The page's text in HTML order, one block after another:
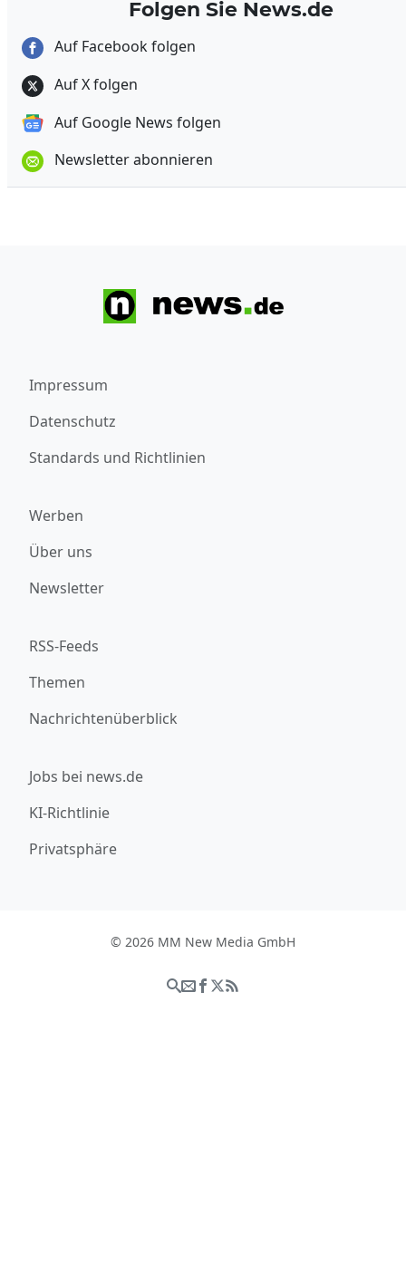
Folgen Sie News.de
Auf Facebook folgen
Auf X folgen
Auf Google News folgen
Newsletter abonnieren
Impressum
Datenschutz
Standards und Richtlinien
Werben
Über uns
Newsletter
RSS-Feeds
Themen
Nachrichtenüberblick
Jobs bei news.de
KI-Richtlinie
Privatsphäre
© 2026 MM New Media GmbH